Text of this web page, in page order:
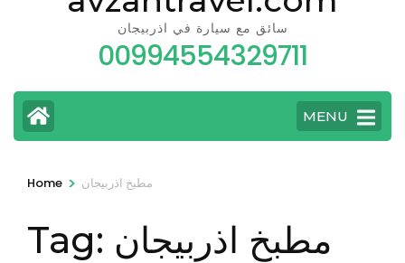
سائق مع سيارة في اذربيجان
00994554329711
MENU
Home > مطبخ اذربيجان
Tag: مطبخ اذربيجان